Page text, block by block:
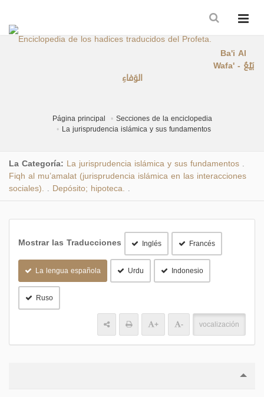
Ba'i Al
Wafa' - بَيْعُ
الوَفاءِ
Página principal
Secciones de la enciclopedia
La jurisprudencia islámica y sus fundamentos
La Categoría: La jurisprudencia islámica y sus fundamentos
Fiqh al mu’amalat (jurisprudencia islámica en las interacciones
sociales). Depósito; hipoteca.
Mostrar las Traducciones Inglés Francés
La lengua española Urdu Indonesio
Ruso
+ - vocalización